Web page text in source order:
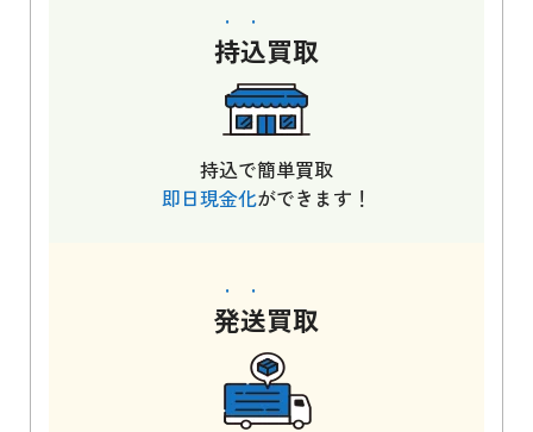
持込買取
持込で簡単買取
即日現金化ができます！
発送買取